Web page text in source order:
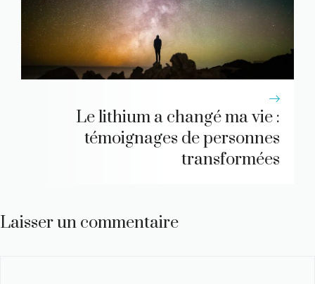
Le lithium a changé ma vie :
témoignages de personnes
transformées
Laisser un commentaire